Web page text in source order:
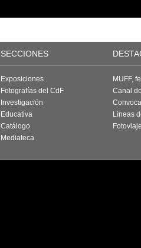
SECCIONES
Exposiciones
Fotografías del CdF
Investigación
Educativa
Catálogo
Mediateca
MUFF,
Canal
Líneas